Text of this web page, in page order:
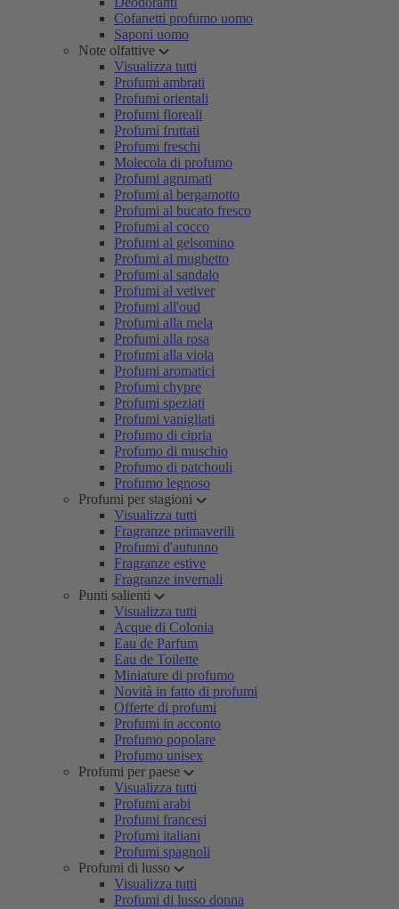
Cofanetti profumo uomo
Saponi uomo
Note olfattive
Visualizza tutti
Profumi ambrati
Profumi orientali
Profumi floreali
Profumi fruttati
Profumi freschi
Molecola di profumo
Profumi agrumati
Profumi al bergamotto
Profumi al bucato fresco
Profumi al cocco
Profumi al gelsomino
Profumi al mughetto
Profumi al sandalo
Profumi al vetiver
Profumi all'oud
Profumi alla mela
Profumi alla rosa
Profumi alla viola
Profumi aromatici
Profumi chypre
Profumi speziati
Profumi vanigliati
Profumo di cipria
Profumo di muschio
Profumo di patchouli
Profumo legnoso
Profumi per stagioni
Visualizza tutti
Fragranze primaverili
Profumi d'autunno
Fragranze estive
Fragranze invernali
Punti salienti
Visualizza tutti
Acque di Colonia
Eau de Parfum
Eau de Toilette
Miniature di profumo
Novità in fatto di profumi
Offerte di profumi
Profumi in acconto
Profumo popolare
Profumo unisex
Profumi per paese
Visualizza tutti
Profumi arabi
Profumi francesi
Profumi italiani
Profumi spagnoli
Profumi di lusso
Visualizza tutti
Profumi di lusso donna